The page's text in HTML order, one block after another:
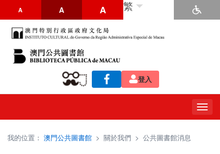
A A A 繁
登入
我的位置： 澳門公共圖書館 > 關於我們 > 公共圖書館消息